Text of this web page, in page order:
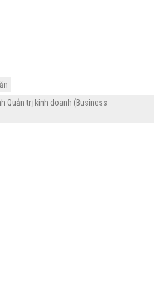
Quản trị kinh doanh (Business